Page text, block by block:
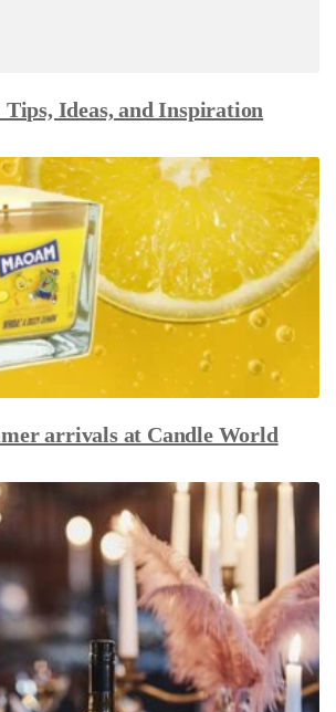
Tips, Ideas, and Inspiration
arrivals at Candle World